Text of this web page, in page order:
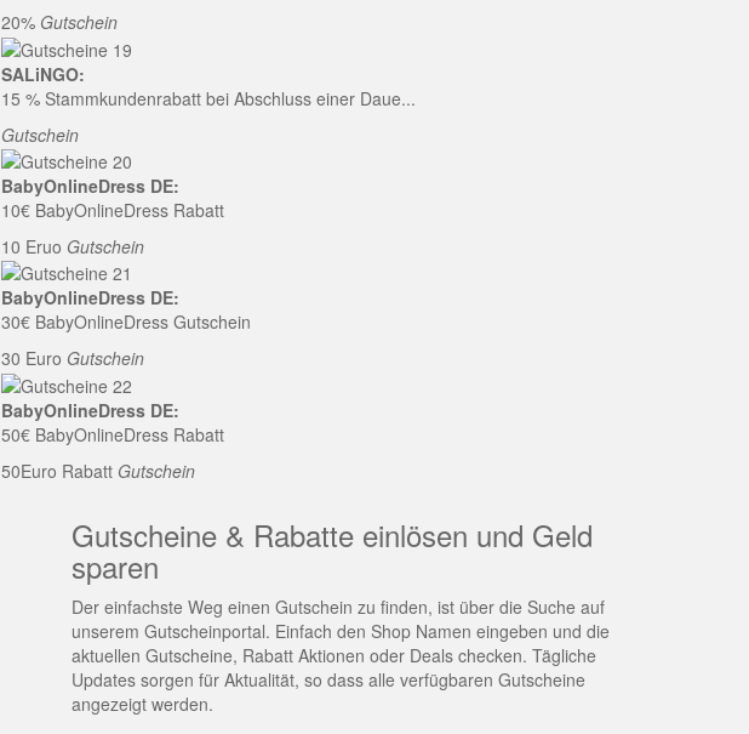
20% Gutschein
SALiNGO:
15 % Stammkundenrabatt bei Abschluss einer Daue...
Gutschein
BabyOnlineDress DE:
10€ BabyOnlineDress Rabatt
10 Eruo Gutschein
BabyOnlineDress DE:
30€ BabyOnlineDress Gutschein
30 Euro Gutschein
BabyOnlineDress DE:
50€ BabyOnlineDress Rabatt
50Euro Rabatt Gutschein
Gutscheine & Rabatte einlösen und Geld
sparen
Der einfachste Weg einen Gutschein zu finden, ist über die Suche auf
unserem Gutscheinportal. Einfach den Shop Namen eingeben und die
aktuellen Gutscheine, Rabatt Aktionen oder Deals checken. Tägliche
Updates sorgen für Aktualität, so dass alle verfügbaren Gutscheine
angezeigt werden.